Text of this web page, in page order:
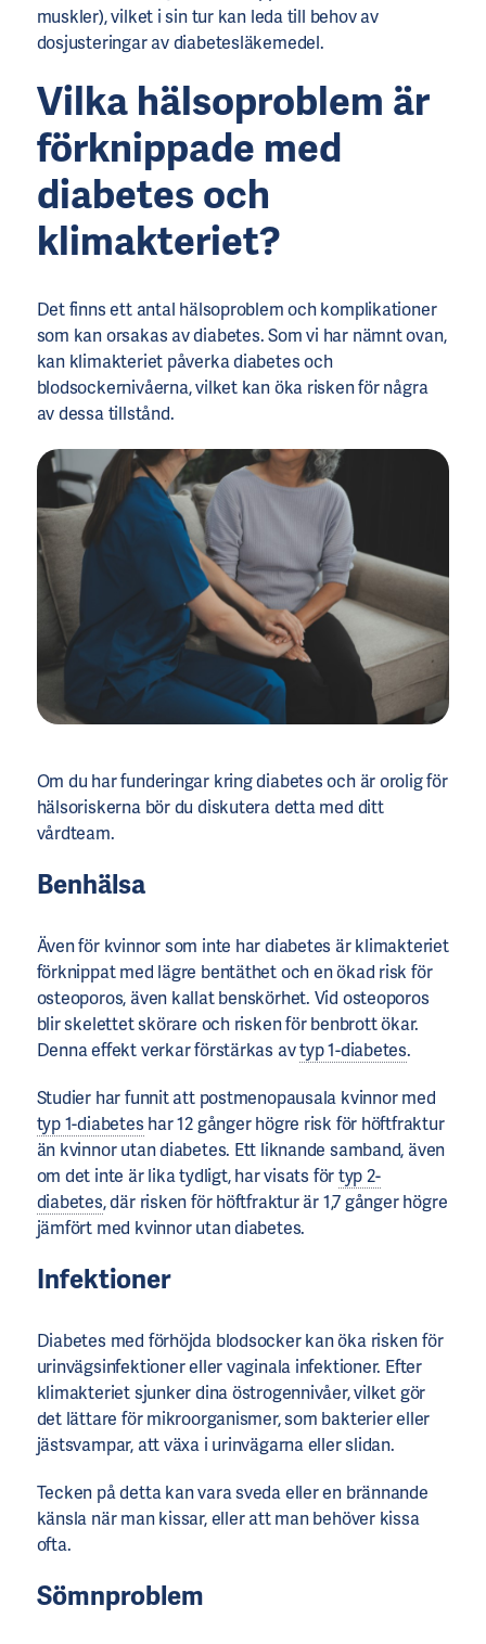
muskler), vilket i sin tur kan leda till behov av
dosjusteringar av diabetesläkemedel.
Vilka hälsoproblem är
förknippade med
diabetes och
klimakteriet?
Det finns ett antal hälsoproblem och komplikationer
som kan orsakas av diabetes. Som vi har nämnt ovan,
kan klimakteriet påverka diabetes och
blodsockernivåerna, vilket kan öka risken för några
av dessa tillstånd.
Om du har funderingar kring diabetes och är orolig för
hälsoriskerna bör du diskutera detta med ditt
vårdteam.
Benhälsa
Även för kvinnor som inte har diabetes är klimakteriet
förknippat med lägre bentäthet och en ökad risk för
osteoporos, även kallat benskörhet. Vid osteoporos
blir skelettet skörare och risken för benbrott ökar.
Denna effekt verkar förstärkas avtyp 1-diabetes.
Studier har funnit att postmenopausala kvinnor med
typ 1-diabetes har 12 gånger högre risk för höftfraktur
än kvinnor utan diabetes. Ett liknande samband, även
om det inte är lika tydligt, har visats förtyp 2-
diabetes, där risken för höftfraktur är 1,7 gånger högre
jämfört med kvinnor utan diabetes.
Infektioner
Diabetes med förhöjda blodsocker kan öka risken för
urinvägsinfektioner eller vaginala infektioner. Efter
klimakteriet sjunker dina östrogennivåer, vilket gör
det lättare för mikroorganismer, som bakterier eller
jästsvampar, att växa i urinvägarna eller slidan.
Tecken på detta kan vara sveda eller en brännande
känsla när man kissar, eller att man behöver kissa
ofta.
Sömnproblem